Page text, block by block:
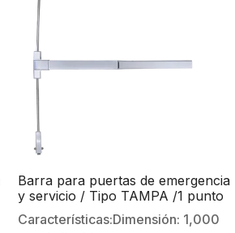
Barra para puertas de emergencia
y servicio / Tipo TAMPA /1 punto
/ UL® / 1,000 mm de largo
Características:Dimensión: 1,000